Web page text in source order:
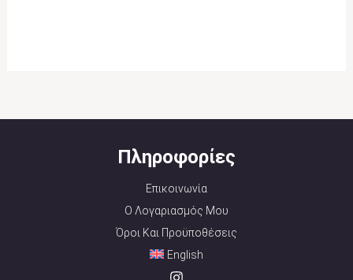
Πληροφορίες
Επικοινωνία
Ο Λογαριασμός Μου
Όροι Και Προϋποθέσεις
English